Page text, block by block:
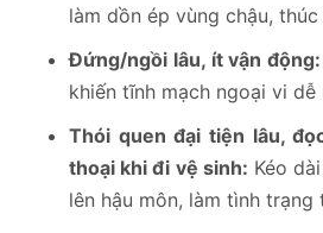
làm dồn ép vùng chậu,
Đứng/ngồi lâu, ít vận động:
khiến tĩnh mạch ngoại vi dễ
Thói quen đại tiện lâu,
thoại khi đi vệ sinh: Kéo
lên hậu môn, làm tình trạng